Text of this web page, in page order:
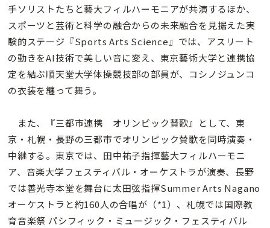
手ソリストたちと藝大フィルハーモニアが共演するほか、
スポーツと芸術と科学の融合からの未来融合を見据えた実
験的ステージ『Sports Arts Science』では、アスリート
の動きをAI技術で美しい音に変え、東京藝術大学と連携協
定を結ぶ順天堂大学体操競技部の部員が、コシノジュンコ
の衣装を纏って舞う。
また、『三都市連携 オリンピック賛歌』として、東
京・札幌・長野の三都市でオリンピック賛歌を同時演奏・
中継する。東京では、田中祐子指揮藝大フィルハーモニ
ア、音楽大学フェスティバル・オーケストラが演奏、長野
では善光寺本堂を舞台に太田弦指揮Summer Arts Nagano
オーケストラと約160人の合唱が（*1）、札幌では国際教
育音楽祭 パシフィック・ミュージック・フェスティバル